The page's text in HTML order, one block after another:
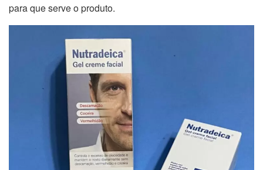
para que serve o produto.